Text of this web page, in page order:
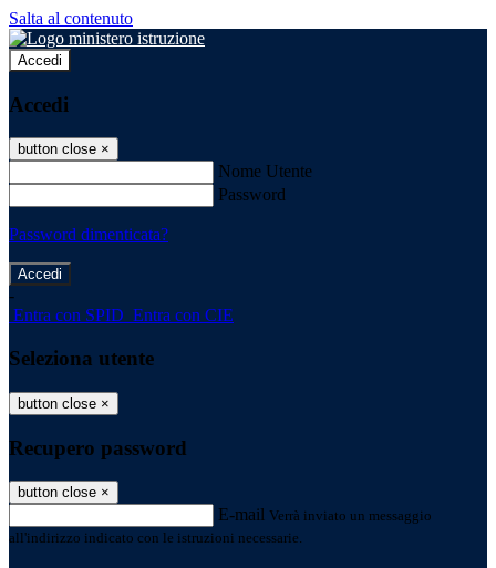
Salta al contenuto
Accedi
Accedi
button close ×
Nome Utente
Password
Password dimenticata?
-
Entra con SPID Entra con CIE
Seleziona utente
button close ×
Recupero password
button close ×
E-mail Verrà inviato un messaggio
all'indirizzo indicato con le istruzioni necessarie.